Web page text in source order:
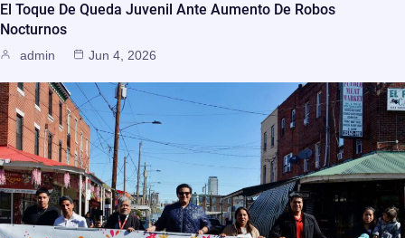
El Toque De Queda Juvenil Ante Aumento De Robos
Nocturnos
admin Jun 4, 2026